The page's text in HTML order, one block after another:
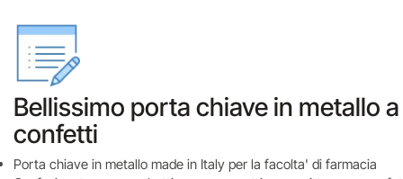
Bellissimo porta chiave in metallo
confetti
Porta chiave in metallo made in Italy per la facolta' di farmacia